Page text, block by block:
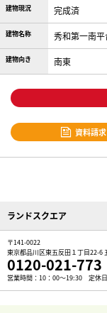
建物現況 完成済
建物名称 秀和第一南
建物向き 南東
資料請求
ランドスクエア
〒141-0022
東京都品川区東五反田１丁目22-6
0120-021-773
営業時間：10：00～19:30 定休